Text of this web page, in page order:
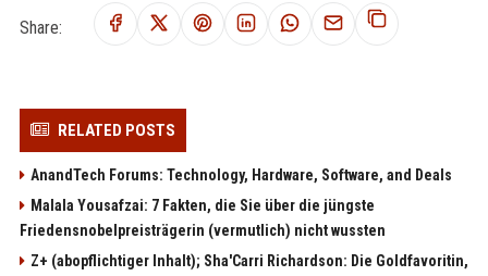
Share:
RELATED POSTS
AnandTech Forums: Technology, Hardware, Software, and Deals
Malala Yousafzai: 7 Fakten, die Sie über die jüngste
Friedensnobelpreisträgerin (vermutlich) nicht wussten
Z+ (abopflichtiger Inhalt); Sha'Carri Richardson: Die Goldfavoritin,